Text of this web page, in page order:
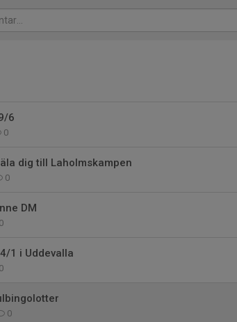
6
0
dig till Laholmskampen
0
DM
0
1 i Uddevalla
0
0